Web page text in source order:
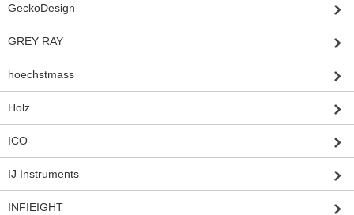
GeckoDesign
GREY RAY
hoechstmass
Holz
ICO
IJ Instruments
INFIEIGHT